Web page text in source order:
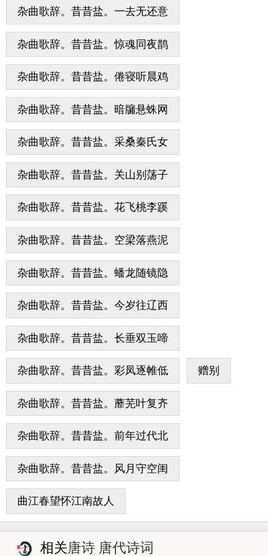
杂曲歌辞。昔昔盐。一去无还意
杂曲歌辞。昔昔盐。惊魂同夜鹊
杂曲歌辞。昔昔盐。倦寝听晨鸡
杂曲歌辞。昔昔盐。暗牖悬蛛网
杂曲歌辞。昔昔盐。采桑秦氏女
杂曲歌辞。昔昔盐。关山别荡子
杂曲歌辞。昔昔盐。花飞桃李蹊
杂曲歌辞。昔昔盐。空梁落燕泥
杂曲歌辞。昔昔盐。蟠龙随镜隐
杂曲歌辞。昔昔盐。今岁往辽西
杂曲歌辞。昔昔盐。长垂双玉啼
杂曲歌辞。昔昔盐。彩凤逐帷低 赠别
杂曲歌辞。昔昔盐。蘼芜叶复齐
杂曲歌辞。昔昔盐。前年过代北
杂曲歌辞。昔昔盐。风月守空闺
曲江春望怀江南故人
相关唐诗 唐代诗词